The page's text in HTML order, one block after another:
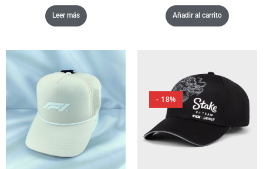
Leer más Añadir al carrito
- 18%